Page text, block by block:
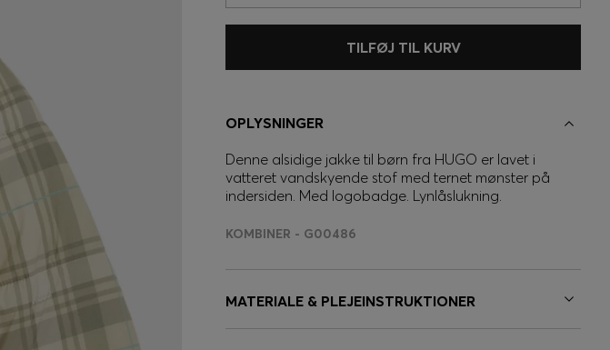
TILFØJ TIL KURV
OPLYSNINGER
Denne alsidige jakke til børn fra HUGO er lavet i
vatteret vandskyende stof med ternet mønster på
indersiden. Med logobadge. Lynlåslukning.
KOMBINER - G00486
MATERIALE & PLEJEINSTRUKTIONER